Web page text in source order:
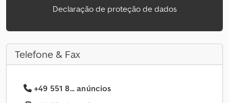
Declaração de proteção de dados
Telefone & Fax
+49 551 8... anúncios